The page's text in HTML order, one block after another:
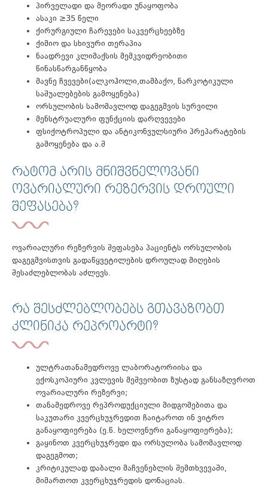
პირველადი და მეორადი უნაყოფობა
ასაკი ≥35 წელი
ქირურგიული ჩარევები საკვერცხეებზე
ქიმიო და სხივური თერაპია
ნაადრევი კლიმაქსის მემკვიდრეობითი
წინასწარგანწყობა
მავნე ჩვევები(ალკოჰოლი,თამბაქო, ნარკოტიკული
საშუალებების გამოყენება)
ორსულობის სამომავლოდ დაგეგმვის სურვილი
მენსტრუალური ფუნქციის დარღვევები
ფსიქოტროპული და ანტიკონვულსიური პრეპარატების
გამოყენება და ა.შ
ᲠᲐᲢᲝᲛ ᲐᲠᲘᲡ ᲛᲜᲘᲨᲕᲜᲔᲚᲝᲕᲐᲜᲘ
ᲝᲕᲐᲠᲘᲐᲚᲣᲠᲘ ᲠᲔᲖᲔᲠᲕᲘᲡ ᲓᲠᲝᲣᲚᲘ
ᲨᲔᲤᲐᲡᲔᲑᲐ?
ოვარიალური რეზერვის შეფასება პაციენტს ორსულობის
დაგეგმვისთვის გადაწყვეტილების დროულად მიღების
შესაძლებლობას აძლევს.
ᲠᲐ ᲨᲔᲡᲫᲚᲔᲑᲚᲝᲑᲔᲑᲡ ᲒᲗᲐᲕᲐᲖᲝᲑᲗ
ᲙᲚᲘᲜᲘᲙᲐ ᲠᲔᲞᲠᲝᲐᲠᲢᲘ?
ულტრათანამედროვე ლაბორატორიისა და
ექოსკოპიური კვლევის მეშვეობით ზუსტად განსაზღვროთ
ოვარიალური რეზერვი;
თანამედროვე რეპროდუქციული მიდგომებითა და
საკუთარი კვერცხუჯრედით ჩაიტაროთ ინ ვიტრო
განაყოფიერება (ე.წ. ხელოვნური განაყოფიერება);
გაყინოთ კვერცხუჯრედი და ორსულობა სამომავლოდ
დაგეგმოთ;
კრიტიკულად დაბალი მაჩვენებლის შემთხვევაში,
მიმართოთ კვერცხუჯრედის დონაციას.